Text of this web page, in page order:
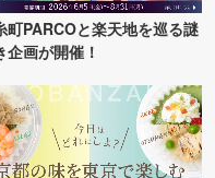
町PARCOと楽天地を巡る謎
企画が開催！